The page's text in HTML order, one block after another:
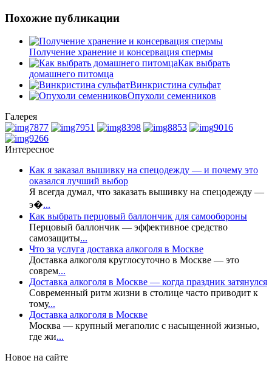
Похожие публикации
Получение хранение и консервация спермы
Как выбрать
домашнего питомца
Винкристина сульфат
Опухоли семенников
Галерея
Интересное
Как я заказал вышивку на спецодежду — и почему это
оказался лучший выбор
Я всегда думал, что заказать вышивку на спецодежду —
э�...
Как выбрать перцовый баллончик для самообороны
Перцовый баллончик — эффективное средство
самозащиты...
Что за услуга доставка алкоголя в Москве
Доставка алкоголя круглосуточно в Москве — это
соврем...
Доставка алкоголя в Москве — когда праздник затянулся
Современный ритм жизни в столице часто приводит к
тому...
Доставка алкоголя в Москве
Москва — крупный мегаполис с насыщенной жизнью,
где жи...
Новое на сайте